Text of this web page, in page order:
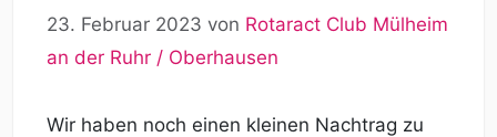
23. Februar 2023 von Rotaract Club Mülheim
an der Ruhr / Oberhausen
Wir haben noch einen kleinen Nachtrag zu